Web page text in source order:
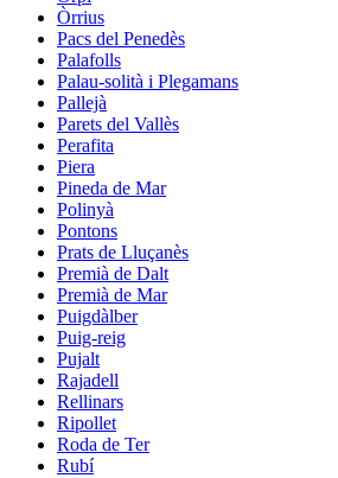
Òrrius
Pacs del Penedès
Palafolls
Palau-solità i Plegamans
Pallejà
Parets del Vallès
Perafita
Piera
Pineda de Mar
Polinyà
Pontons
Prats de Lluçanès
Premià de Dalt
Premià de Mar
Puigdàlber
Puig-reig
Pujalt
Rajadell
Rellinars
Ripollet
Roda de Ter
Rubí